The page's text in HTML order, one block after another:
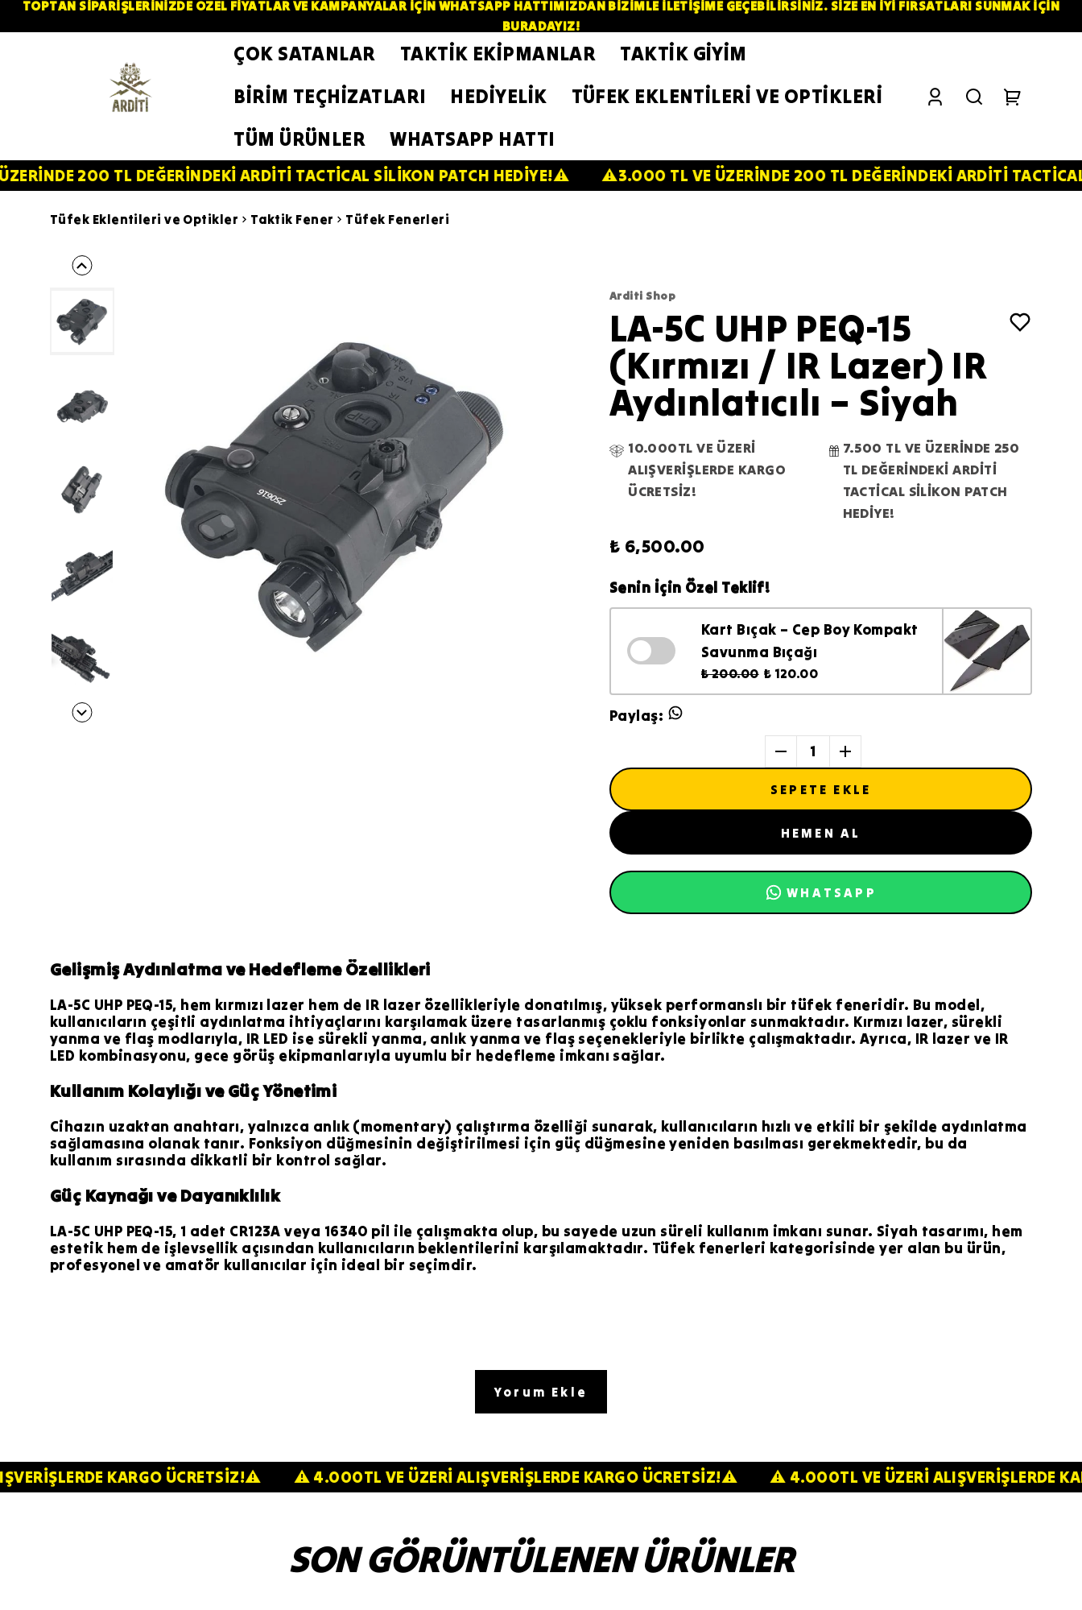
TOPTAN SİPARİŞLERİNİZDE ÖZEL FİYATLAR VE KAMPANYALAR İÇİN WHATSAPP HATTIMIZDAN BİZİMLE İLETİŞİME GEÇEBİLİRSİNİZ. SİZE EN İYİ FIRSATLARI SUNMAK İÇİN
BURADAYIZ!
ÇOK SATANLAR TAKTİK EKİPMANLAR
TAKTİK GİYİM
BİRİM TEÇHİZATLARI
HEDİYELİK
TÜFEK EKLENTİLERİ VE OPTİKLERİ
TÜM ÜRÜNLER
WHATSAPP HATTI
TL DEĞERİNDEKİ ARDİTİ TACTİCAL SİLİKON PATCH HEDİYE!⚠️ ⚠️3.000 TL VE ÜZERİNDE 200 TL DEĞERİNDEKİ ARDİTİ TACTİCAL SİLİKON
Tüfek Eklentileri ve Optikler Taktik Fener Tüfek Fenerleri
Arditi Shop
LA-5C UHP PEQ-15
(Kırmızı / IR Lazer) IR
Aydınlatıcılı – Siyah
10.000TL VE ÜZERİ
ALIŞVERİŞLERDE KARGO
ÜCRETSİZ!
7.500 TL VE ÜZERİNDE 250
TL DEĞERİNDEKİ ARDİTİ
TACTİCAL SİLİKON PATCH
HEDİYE!
₺ 6,500.00
Senin İçin Özel Teklif!
Kart Bıçak – Cep Boy Kompakt
Savunma Bıçağı
₺ 200.00 ₺ 120.00
Paylaş:
1
SEPETE EKLE
HEMEN AL
WHATSAPP
Gelişmiş Aydınlatma ve Hedefleme Özellikleri
LA-5C UHP PEQ-15, hem kırmızı lazer hem de IR lazer özellikleriyle donatılmış, yüksek performanslı bir tüfek feneridir. Bu model,
kullanıcıların çeşitli aydınlatma ihtiyaçlarını karşılamak üzere tasarlanmış çoklu fonksiyonlar sunmaktadır. Kırmızı lazer, sürekli
yanma ve flaş modlarıyla, IR LED ise sürekli yanma, anlık yanma ve flaş seçenekleriyle birlikte çalışmaktadır. Ayrıca, IR lazer ve IR
LED kombinasyonu, gece görüş ekipmanlarıyla uyumlu bir hedefleme imkanı sağlar.
Kullanım Kolaylığı ve Güç Yönetimi
Cihazın uzaktan anahtarı, yalnızca anlık (momentary) çalıştırma özelliği sunarak, kullanıcıların hızlı ve etkili bir şekilde aydınlatma
sağlamasına olanak tanır. Fonksiyon düğmesinin değiştirilmesi için güç düğmesine yeniden basılması gerekmektedir, bu da
kullanım sırasında dikkatli bir kontrol sağlar.
Güç Kaynağı ve Dayanıklılık
LA-5C UHP PEQ-15, 1 adet CR123A veya 16340 pil ile çalışmakta olup, bu sayede uzun süreli kullanım imkanı sunar. Siyah tasarımı, hem
estetik hem de işlevsellik açısından kullanıcıların beklentilerini karşılamaktadır. Tüfek fenerleri kategorisinde yer alan bu ürün,
profesyonel ve amatör kullanıcılar için ideal bir seçimdir.
Yorum Ekle
ALIŞVERİŞLERDE KARGO ÜCRETSİZ!⚠️ ⚠️ 4.000TL VE ÜZERİ ALIŞVERİŞLERDE KARGO ÜCRETSİZ!⚠️ ⚠️ 4.000TL VE ÜZERİ
SON GÖRÜNTÜLENEN ÜRÜNLER